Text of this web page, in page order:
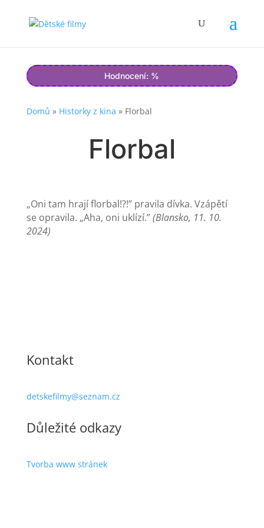
Hodnocení: %
Domů » Historky z kina » Florbal
Florbal
„Oni tam hrají florbal!?!” pravila dívka. Vzápětí
se opravila. „Aha, oni uklízí.”(Blansko, 11. 10.
2024)
Kontakt
detskefilmy@seznam.cz
Důležité odkazy
Tvorba www stránek